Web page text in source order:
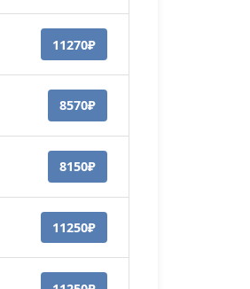
11270₽
8570₽
8150₽
11250₽